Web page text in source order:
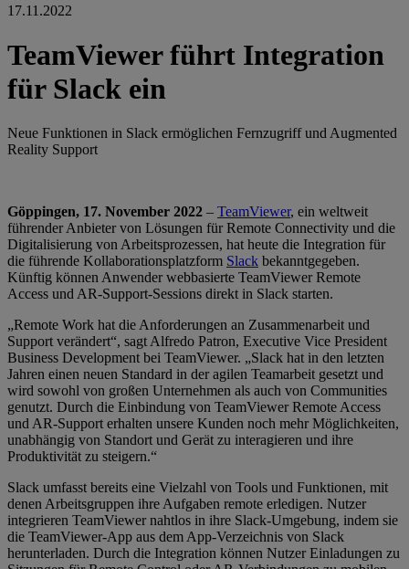
17.11.2022
TeamViewer führt Integration
für Slack ein
Neue Funktionen in Slack ermöglichen Fernzugriff und Augmented
Reality Support
Göppingen, 17. November 2022 – TeamViewer, ein weltweit
führender Anbieter von Lösungen für Remote Connectivity und die
Digitalisierung von Arbeitsprozessen, hat heute die Integration für
die führende Kollaborationsplatzform Slack bekanntgegeben.
Künftig können Anwender webbasierte TeamViewer Remote
Access und AR-Support-Sessions direkt in Slack starten.
„Remote Work hat die Anforderungen an Zusammenarbeit und
Support verändert“, sagt Alfredo Patron, Executive Vice President
Business Development bei TeamViewer. „Slack hat in den letzten
Jahren einen neuen Standard in der agilen Teamarbeit gesetzt und
wird sowohl von großen Unternehmen als auch von Communities
genutzt. Durch die Einbindung von TeamViewer Remote Access
und AR-Support erhalten unsere Kunden noch mehr Möglichkeiten,
unabhängig von Standort und Gerät zu interagieren und ihre
Produktivität zu steigern.“
Slack umfasst bereits eine Vielzahl von Tools und Funktionen, mit
denen Arbeitsgruppen ihre Aufgaben remote erledigen. Nutzer
integrieren TeamViewer nahtlos in ihre Slack-Umgebung, indem sie
die TeamViewer-App aus dem App-Verzeichnis von Slack
herunterladen. Durch die Integration können Nutzer Einladungen zu